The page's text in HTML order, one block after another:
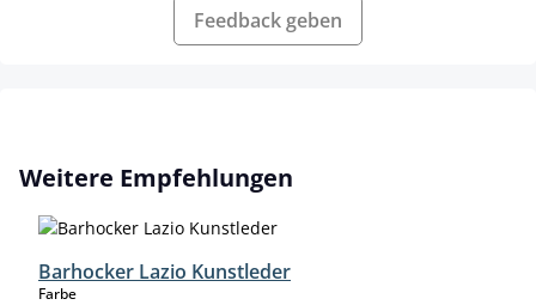
Feedback geben
Produktgalerie überspringen
Weitere Empfehlungen
Barhocker Lazio Kunstleder
Farbeauswählen